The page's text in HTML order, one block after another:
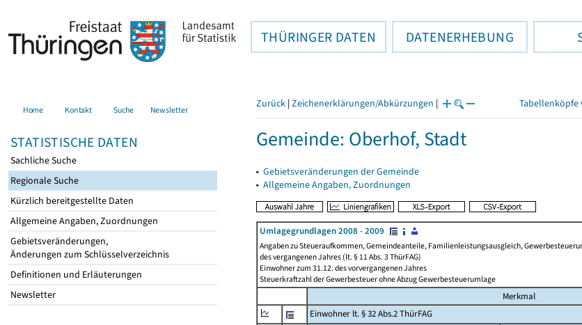
THÜRINGER DATEN DATENERHEBUNG
Home Kontakt Suche Newsletter
STATISTISCHE DATEN
Sachliche Suche
Regionale Suche
Kürzlich bereitgestellte Daten
Allgemeine Angaben, Zuordnungen
Gebietsveränderungen,
Änderungen zum Schlüsselverzeichnis
Definitionen und Erläuterungen
Newsletter
Zurück | Zeichenerklärungen/Abkürzungen | Tabellenköpfe
Gemeinde: Oberhof, Stadt
▸ Gebietsveränderungen der Gemeinde
▸ Allgemeine Angaben, Zuordnungen
Umlagegrundlagen 2008 - 2009
Angaben zu Steueraufkommen, Gemeindeanteile, Familienleistungsausgleich,
des vergangenen Jahres (lt. § 11 Abs. 3 ThürFAG)
Einwohner zum 31.12. des vorvergangenen Jahres
Steuerkraftzahl der Gewerbesteuer ohne Abzug Gewerbesteuerumlage
Merkmal
Einwohner lt. § 32 Abs.2 ThürFAG